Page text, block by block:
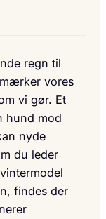
regn til
vores
vi gør. Et
hund mod
nyde
du leder
findes der